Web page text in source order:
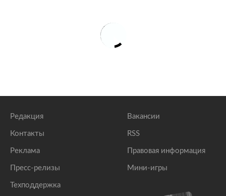
Редакция
Контакты
Реклама
Пресс-релизы
Техподдержка
Вакансии
RSS
Правовая информация
Мини-игры